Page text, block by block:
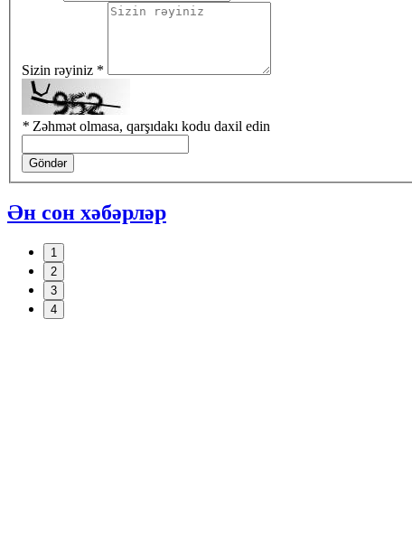
Sizin rəyiniz *
* Zəhmət olmasa, qarşıdakı kodu daxil edin
Göndər
Ән сон хәбәрләр
1
2
3
4